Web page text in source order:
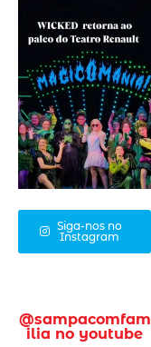
Siga-nos no
Instagram
@sampacomfam
ilia no youtube